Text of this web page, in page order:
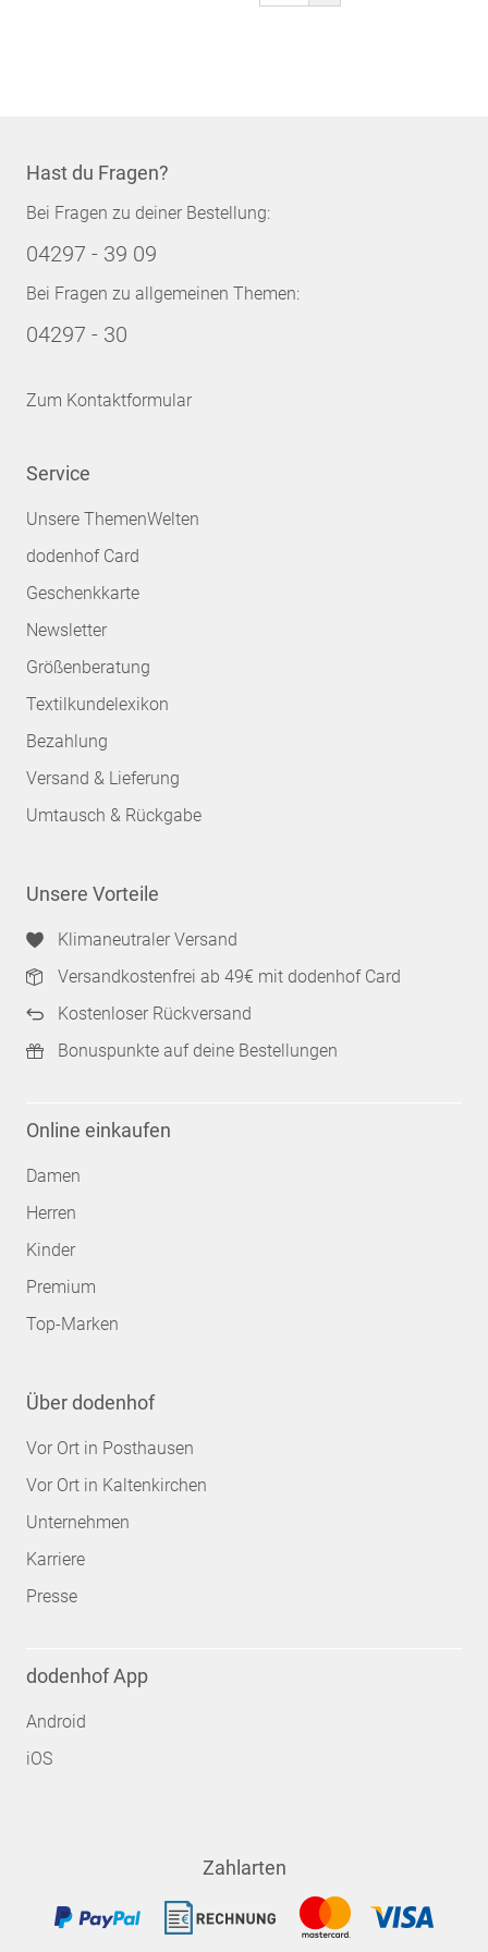
Hast du Fragen?
Bei Fragen zu deiner Bestellung:
04297 - 39 09
Bei Fragen zu allgemeinen Themen:
04297 - 30
Zum Kontaktformular
Service
Unsere ThemenWelten
dodenhof Card
Geschenkkarte
Newsletter
Größenberatung
Textilkundelexikon
Bezahlung
Versand & Lieferung
Umtausch & Rückgabe
Unsere Vorteile
Klimaneutraler Versand
Versandkostenfrei ab 49€ mit dodenhof Card
Kostenloser Rückversand
Bonuspunkte auf deine Bestellungen
Online einkaufen
Damen
Herren
Kinder
Premium
Top-Marken
Über dodenhof
Vor Ort in Posthausen
Vor Ort in Kaltenkirchen
Unternehmen
Karriere
Presse
dodenhof App
Android
iOS
Zahlarten